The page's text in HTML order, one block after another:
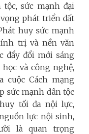
sức mạnh đại
phát triển đất
huy sức mạnh
trị và nền văn
đẩy đổi mới sáng
và công nghệ,
Cách mạng
sức mạnh dân tộc
tối đa nội lực,
lực nội sinh,
là quan trọng